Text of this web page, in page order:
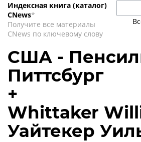
Индексная книга (каталог)
CNews*
Получите все материалы
CNews по ключевому слову
США -
Питтсбург
+
Whittaker
Уайтекер